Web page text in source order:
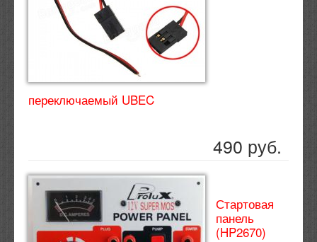
переключаемый UBEC
490 руб.
Стартовая
панель
(HP2670)